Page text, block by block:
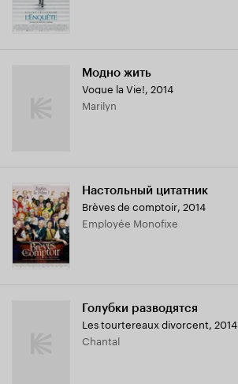
Модно жить
Vogue la Vie!, 2014
Marilyn
Настольный цитатник
Brèves de comptoir, 2014
Employée Monofixe
Голубки разводятся
Les tourtereaux divorcent, 2014
Chantal